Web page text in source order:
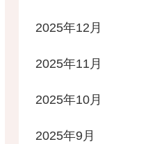
2025年12月
2025年11月
2025年10月
2025年9月